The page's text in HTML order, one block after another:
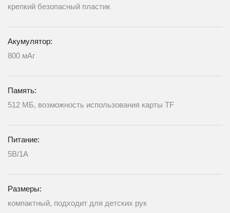
крепкий безопасный пластик
Акумулятор:
800 мАг
Память:
512 МБ, возможность использования карты TF
Питание:
5В/1А
Размеры:
компактный, подходит для детских рук